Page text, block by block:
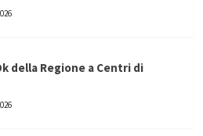
della Regione a Centri di